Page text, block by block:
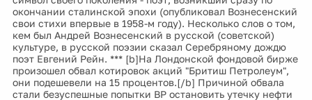
окончании сталинской эпохи (опубликовал Вознесенский
свои стихи впервые в 1958-м году). Несколько слов о том,
кем был Андрей Вознесенский в русской (советской)
культуре, в русской поэзии сказал Серебряному дождю
поэт Евгений Рейн. *** [b]На Лондонской фондовой бирже
произошел обвал котировок акций "Бритиш Петролеум",
они подешевели на 15 процентов.[/b] Причиной обвала
стали безуспешные попытки ВР остановить утечку нефти